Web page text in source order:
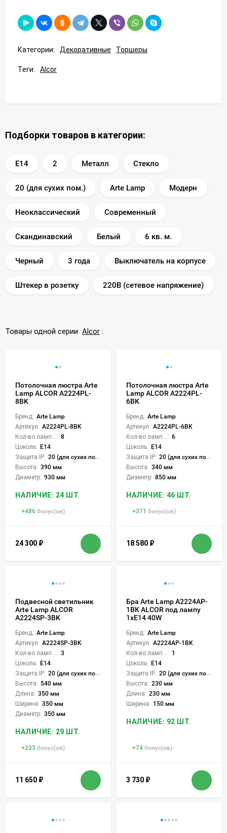
Категории: Декоративные Торшеры
Теги: Alcor
Подборки товаров в категории:
E14 2 Металл Стекло
20 (для сухих пом.) Arte Lamp Модерн
Неоклассический Современный
Скандинавский Белый 6 кв. м.
Черный 3 года Выключатель на корпусе
Штекер в розетку 220В (сетевое напряжение)
Товары одной серии Alcor :
Потолочная люстра Arte
Lamp ALCOR A2224PL-
8BK
Бренд: Arte Lamp
Артикул: A2224PL-8BK
8
Цоколь: E14
Защита IP: 20 (для сухих пом.)
Высота: 390 мм
Диаметр: 930 мм
НАЛИЧИЕ: 24 ШТ.
+486 бонус(ов)
24 300 ₽
Потолочная люстра Arte
Lamp ALCOR A2224PL-
6BK
Бренд: Arte Lamp
Артикул: A2224PL-6BK
6
Цоколь: E14
Защита IP: 20 (для сухих пом.)
Высота: 340 мм
Диаметр: 850 мм
НАЛИЧИЕ: 46 ШТ.
+371 бонус(ов)
18 580 ₽
Подвесной светильник
Arte Lamp ALCOR
A2224SP-3BK
Бренд: Arte Lamp
Артикул: A2224SP-3BK
3
Цоколь: E14
Защита IP: 20 (для сухих пом.)
Высота: 540 мм
Длина: 350 мм
Ширина: 350 мм
Диаметр: 350 мм
НАЛИЧИЕ: 29 ШТ.
+233 бонус(ов)
11 650 ₽
Бра Arte Lamp A2224AP-
1BK ALCOR под лампу
1xE14 40W
Бренд: Arte Lamp
Артикул: A2224AP-1BK
1
Цоколь: E14
Защита IP: 20 (для сухих пом.)
Высота: 230 мм
Длина: 230 мм
Ширина: 150 мм
НАЛИЧИЕ: 92 ШТ.
+74 бонус(ов)
3 730 ₽